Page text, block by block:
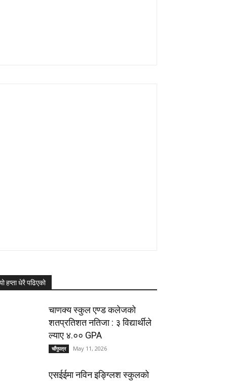
हप्ता धेरै पढिएको
चाणक्य स्कुल एण्ड कलेजको
शतप्रतिशत नतिजा : ३ विद्यार्थीले
ल्याए ४.०० GPA
चाँगुपत्र May 11, 2026
एसईईमा नविन इङ्ग्लिश स्कुलको